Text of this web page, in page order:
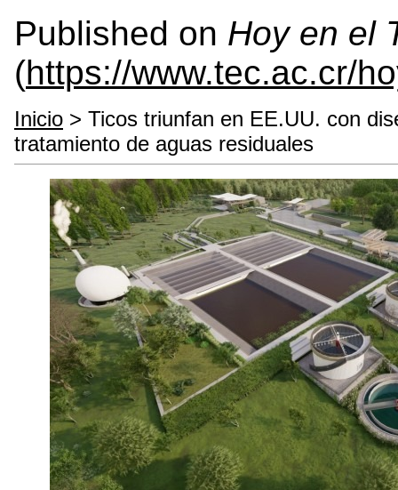
Published on Hoy en el
(https://www.tec.ac.cr/
Inicio > Ticos triunfan en EE.UU. con
tratamiento de aguas residuales